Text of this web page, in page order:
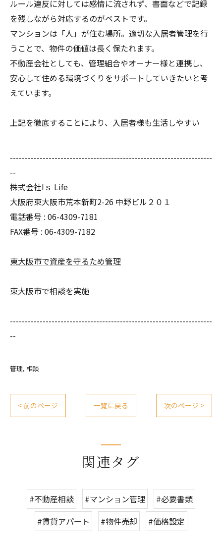
ルール違反に対しては感情に流されず、書面などで記録
を残しながら対応するのがベストです。
マンションは「人」が住む場所。適切な入居者管理を行
うことで、物件の価値は長く保たれます。
不動産会社としても、管理組合やオーナー様と連携し、
安心して住める環境づくりをサポートしていきたいと考
えています。
上記を徹底することにより、入居者様も生活しやすい
--------------------------------------------------------------------
--
株式会社Iｓ Life
大阪府東大阪市荒本新町2-26 中野ビル２０１
電話番号 : 06-4309-7181
FAX番号 : 06-4309-7182
東大阪市で資産を守るため管理
東大阪市で相談を実施
--------------------------------------------------------------------
--
管理 相談
< 前のページ 一覧に戻る 次のページ >
関連タグ
#不動産相談 #マンション管理
#必要書類
#賃貸アパート
#物件売却 #価格設定